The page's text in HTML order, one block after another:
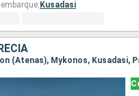
Kusadasi
(Atenas), Mykonos, Kusadasi,